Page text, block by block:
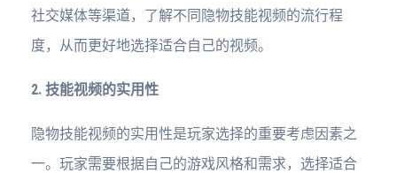
社交媒体等渠道，了解不同隐物技能视频的流行程
度，从而更好地选择适合自己的视频。
2. 技能视频的实用性
隐物技能视频的实用性是玩家选择的重要考虑因素之
一。玩家需要根据自己的游戏风格和需求，选择适合